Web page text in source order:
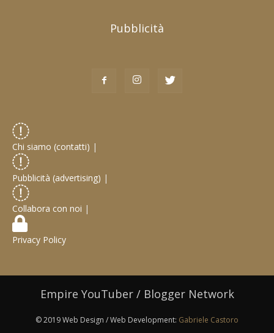
Pubblicità
Chi siamo (contatti) |
Pubblicità (advertising) |
Collabora con noi |
Privacy Policy
Empire YouTuber / Blogger Network
© 2019 Web Design / Web Development: Gabriele Castoro